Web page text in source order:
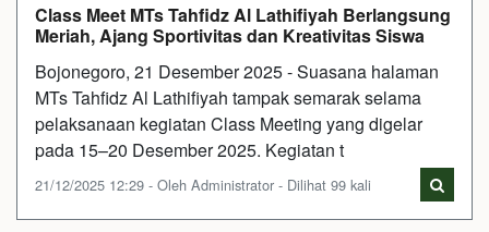
Class Meet MTs Tahfidz Al Lathifiyah Berlangsung
Meriah, Ajang Sportivitas dan Kreativitas Siswa
Bojonegoro, 21 Desember 2025 - Suasana halaman
MTs Tahfidz Al Lathifiyah tampak semarak selama
pelaksanaan kegiatan Class Meeting yang digelar
pada 15–20 Desember 2025. Kegiatan t
21/12/2025 12:29 - Oleh Administrator - Dilihat 99 kali